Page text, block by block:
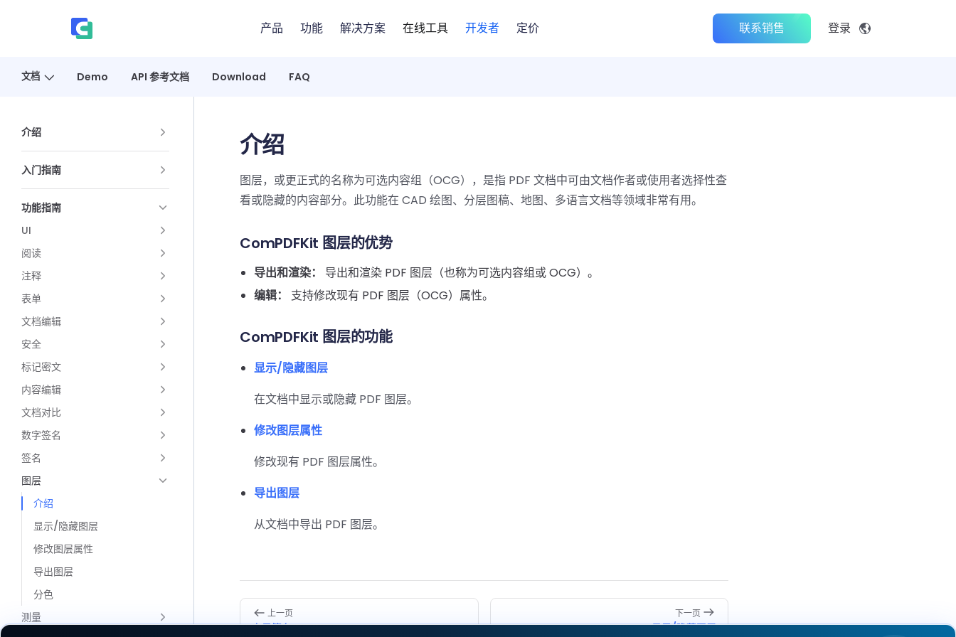
Skip to content 产品 功能 解决方案 在线工具 开发者 定价 联系销售 登录
文档 Demo API 参考文档 Download FAQ
介绍
入门指南
功能指南
UI
阅读
注释
表单
文档编辑
安全
标记密文
内容编辑
文档对比
数字签名
签名
图层
介绍
显示/隐藏图层
修改图层属性
导出图层
分色
测量
介绍
图层，或更正式的名称为可选内容组（OCG），是指 PDF 文档中可由文档作者或使用者选择性查
看或隐藏的内容部分。此功能在 CAD 绘图、分层图稿、地图、多语言文档等领域非常有用。
ComPDFKit 图层的优势
导出和渲染：
导出和渲染 PDF 图层（也称为可选内容组或 OCG）。
编辑：
支持修改现有 PDF 图层（OCG）属性。
ComPDFKit 图层的功能
显示/隐藏图层
在文档中显示或隐藏 PDF 图层。
修改图层属性
修改现有 PDF 图层属性。
导出图层
从文档中导出 PDF 图层。
Pager上一页
电子签名
下一页
显示/隐藏图层